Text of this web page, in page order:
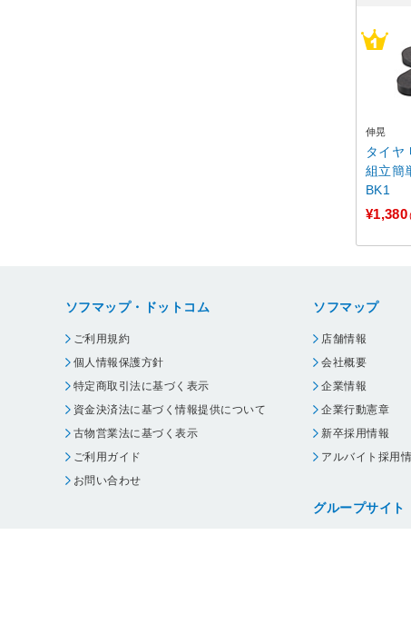
伸晃
タイヤ
組立簡単 ブラック
BK1
¥1,380
ソフマップ・ドットコム
ご利用規約
個人情報保護方針
特定商取引法に基づく表示
資金決済法に基づく情報提供について
古物営業法に基づく表示
ご利用ガイド
お問い合わせ
ソフマップ
店舗情報
会社概要
企業情報
企業行動憲章
新卒採用情報
アルバイト採用
グループサイト